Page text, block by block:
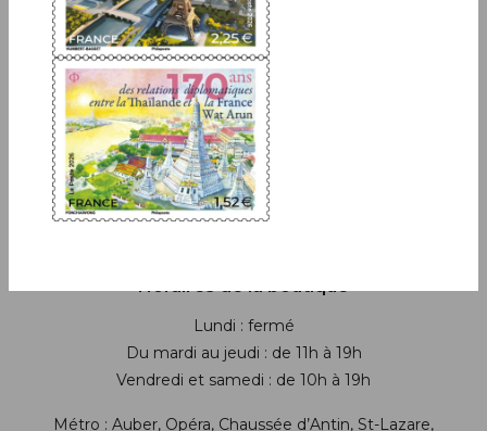
Boutique
13 bis rue des Mathurins 75009 Paris
+33(0)1 42 93 86 84
(appel non surtaxé)
contact.lecarredencre@laposte.fr
Suivez-nous sur les réseaux
Lundi : fermé
Du mardi au jeudi : de 11h à 19h
Vendredi et samedi : de 10h à 19h
Métro : Auber, Opéra, Chaussée d’Antin, St-Lazare,